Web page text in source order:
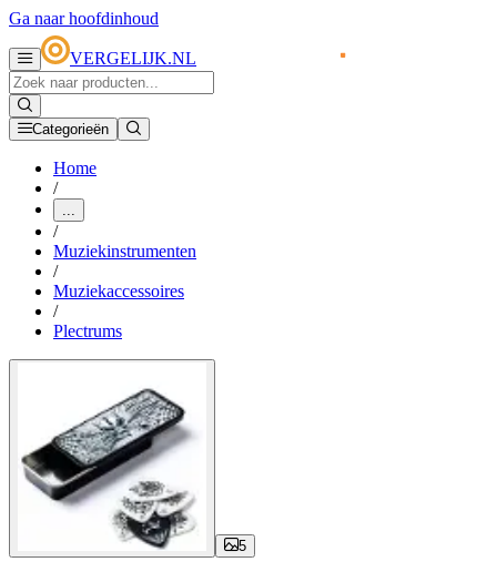
Ga naar hoofdinhoud
VERGELIJK.NL
Categorieën
Home
/
...
/
Muziekinstrumenten
/
Muziekaccessoires
/
Plectrums
5